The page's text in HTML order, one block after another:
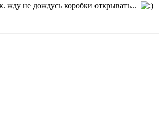
жду не дождусь коробки открывать...